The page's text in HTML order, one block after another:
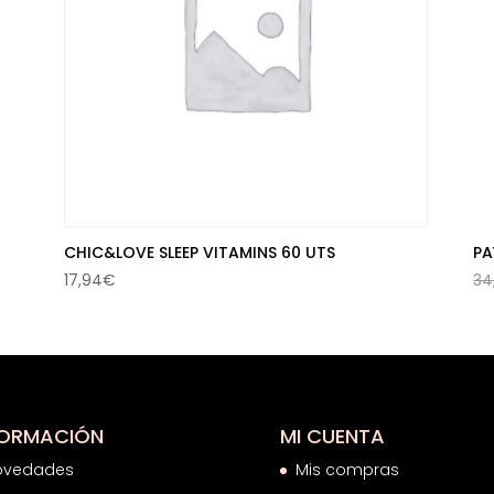
CHIC&LOVE SLEEP VITAMINS 60 UTS
17,94€
MI CUENTA
Mis compras